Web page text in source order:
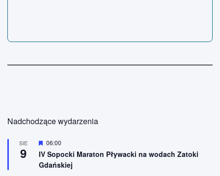
Nadchodzące wydarzenia
SIE
9
W
y
r
ó
06:00
IV Sopocki Maraton Pływacki na wodach Zatoki
Gdańskiej